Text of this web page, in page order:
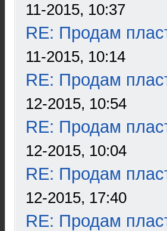
11-2015, 10:37
RE: Продам
11-2015, 10:14
RE: Продам
12-2015, 10:54
RE: Продам
12-2015, 10:04
RE: Продам
12-2015, 17:40
RE: Продам